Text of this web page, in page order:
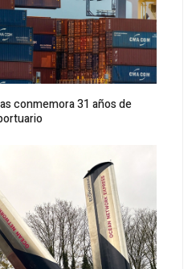
conmemora 31 años de